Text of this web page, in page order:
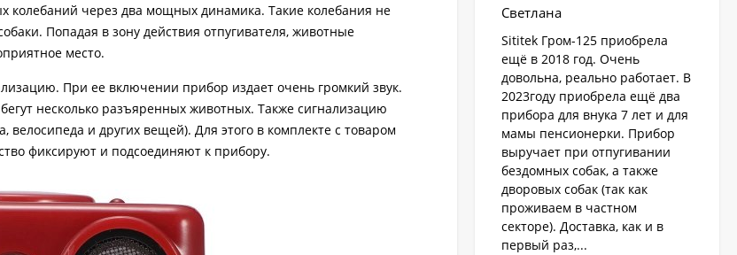
колебаний через два мощных динамика. Такие колебания не
Попадая в зону действия отпугивателя, животные
место.
При ее включении прибор издает очень громкий звук.
несколько разъяренных животных. Также сигнализацию
и других вещей). Для этого в комплекте с товаром
фиксируют и подсоединяют к прибору.
Светлана
Sititek Гром-125 приобрела
ещё в 2018 год. Очень
довольна, реально работает. В
2023году приобрела ещё два
прибора для внука 7 лет и для
мамы пенсионерки. Прибор
выручает при отпугивании
бездомных собак, а также
дворовых собак (так как
проживаем в частном
секторе). Доставка, как и в
первый раз,...